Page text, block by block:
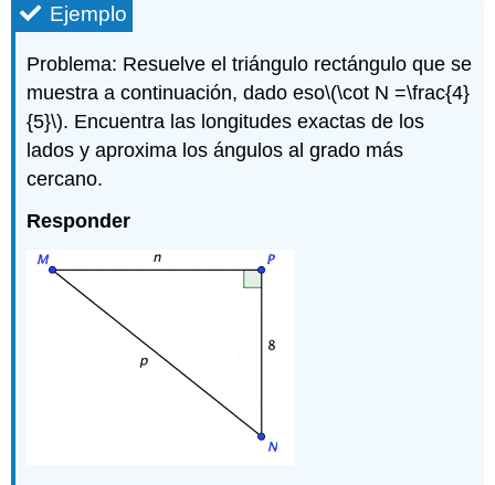
Ejemplo
Problema: Resuelve el triángulo rectángulo que se
muestra a continuación, dado eso\(\cot N =\frac{4}
{5}\). Encuentra las longitudes exactas de los
lados y aproxima los ángulos al grado más
cercano.
Responder